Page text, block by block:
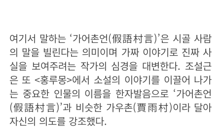
여기서 말하는 ‘가어촌언(假語村言)’은 시골 사람
의 말을 빌린다는 의미이며 가짜 이야기로 진짜 사
실을 보여주려는 작가의 심경을 대변한다. 조설근
은 또 <홍루몽>에서 소설의 이야기를 이끌어 나가
는 중요한 인물의 이름을 한자발음으로 ‘가어촌언
(假語村言)’과 비슷한 가우촌(賈雨村)이라 달아
자신의 의도를 강조했다.